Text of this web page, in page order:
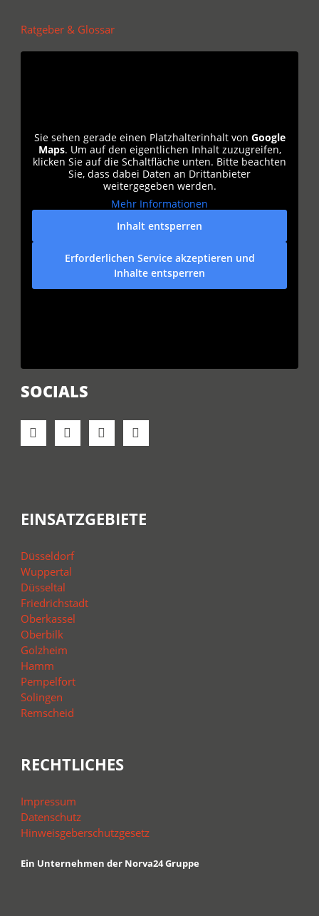
Ratgeber & Glossar
Sie sehen gerade einen Platzhalterinhalt von Google
Maps. Um auf den eigentlichen Inhalt zuzugreifen,
klicken Sie auf die Schaltfläche unten. Bitte beachten
Sie, dass dabei Daten an Drittanbieter
weitergegeben werden.
Mehr Informationen
Inhalt entsperren
Erforderlichen Service akzeptieren und
Inhalte entsperren
SOCIALS
EINSATZGEBIETE
Düsseldorf
Wuppertal
Düsseltal
Friedrichstadt
Oberkassel
Oberbilk
Golzheim
Hamm
Pempelfort
Solingen
Remscheid
RECHTLICHES
Impressum
Datenschutz
Hinweisgeberschutzgesetz
Ein Unternehmen der Norva24 Gruppe